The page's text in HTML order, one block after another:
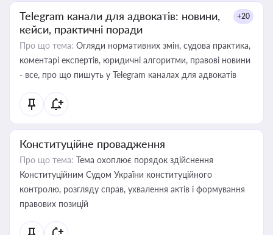
Telegram канали для адвокатів: новини,
кейси, практичні поради
+20
Про що тема: Огляди нормативних змін, судова практика,
коментарі експертів, юридичні алгоритми, правові новини
- все, про що пишуть у Telegram каналах для адвокатів
Конституційне провадження
Про що тема: Тема охоплює порядок здійснення
Конституційним Судом України конституційного
контролю, розгляду справ, ухвалення актів і формування
правових позицій